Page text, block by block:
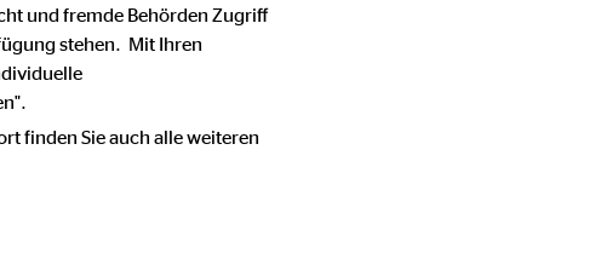
und fremde Behörden Zugriff
stehen. Mit Ihren
finden Sie auch alle weiteren